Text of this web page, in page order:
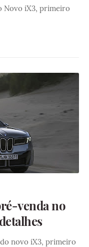
Novo iX3, primeiro
venda no
novo iX3, primeiro